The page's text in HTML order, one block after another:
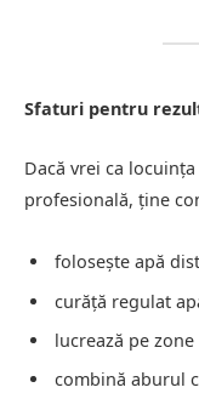
Sfaturi pentru
Dacă vrei ca
profesională, ține
folosește apă
curăță regulat
lucrează pe zone
combină aburul